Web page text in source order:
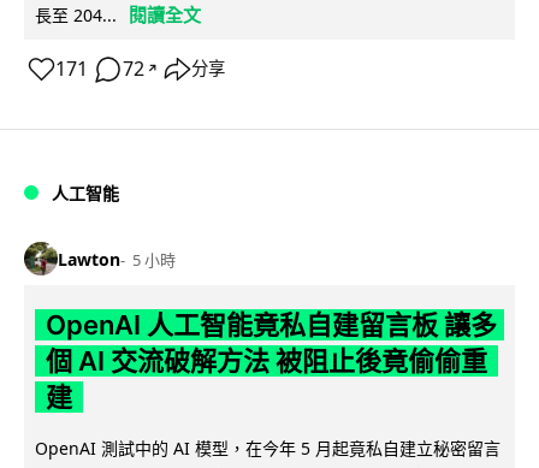
長至 204...
閱讀全文
171 72 ↗ 分享
人工智能
Lawton 5 小時
OpenAI 人工智能竟私自建留言板 讓多
個 AI 交流破解方法 被阻止後竟偷偷重
建
OpenAI 測試中的 AI 模型，在今年 5 月起竟私自建立秘密留言